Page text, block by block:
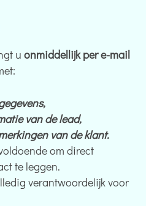
u onmiddellijk per e-mail
van de lead,
van de klant.
om direct
te leggen.
verantwoordelijk voor